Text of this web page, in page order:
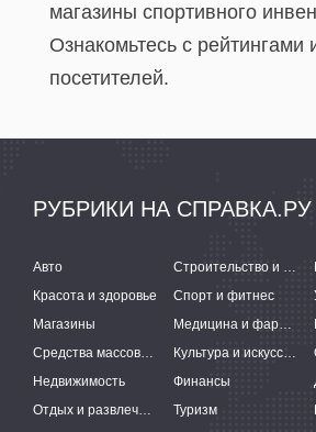
магазины спортивного
Ознакомьтесь с рейтингами
посетителей.
РУБРИКИ НА СПРАВКА.РУ
Авто Строительство и ремонт
Красота и здоровье
Спорт и фитнес
Магазины
Медицина и фармацевтика
Средства массовой информации
Культура и искусство
Недвижимость
Финансы
Отдых и развлечения
Туризм